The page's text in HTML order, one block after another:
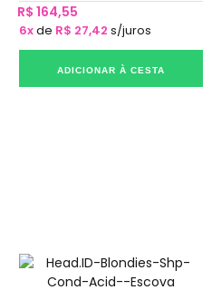
R$ 164,55
6xde R$ 27,42 s/juros
ADICIONAR À CESTA